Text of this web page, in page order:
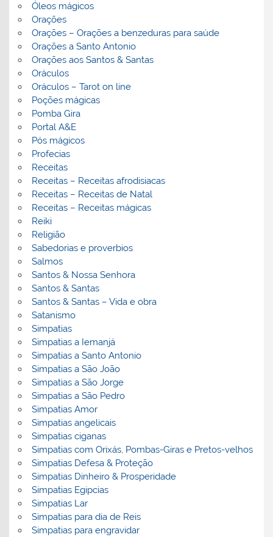
Óleos mágicos
Orações
Orações – Orações a benzeduras para saúde
Orações a Santo Antonio
Orações aos Santos & Santas
Oráculos
Oráculos – Tarot on line
Poções mágicas
Pomba Gira
Portal A&E
Pós mágicos
Profecias
Receitas
Receitas – Receitas afrodisiacas
Receitas – Receitas de Natal
Receitas – Receitas mágicas
Reiki
Religião
Sabedorias e proverbios
Salmos
Santos & Nossa Senhora
Santos & Santas
Santos & Santas – Vida e obra
Satanismo
Simpatias
Simpatias a Iemanjá
Simpatias a Santo Antonio
Simpatias a São João
Simpatias a São Jorge
Simpatias a São Pedro
Simpatias Amor
Simpatias angelicais
Simpatias ciganas
Simpatias com Orixás, Pombas-Giras e Pretos-velhos
Simpatias Defesa & Proteção
Simpatias Dinheiro & Prosperidade
Simpatias Egipcias
Simpatias Lar
Simpatias para dia de Reis
Simpatias para engravidar